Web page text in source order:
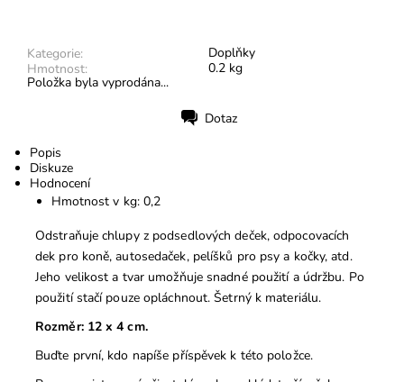
Kategorie:
Doplňky
Hmotnost:
0.2 kg
Položka byla vyprodána...
Dotaz
Popis
Diskuze
Hodnocení
Hmotnost v kg: 0,2
Odstraňuje chlupy z podsedlových deček, odpocovacích
dek pro koně, autosedaček, pelíšků pro psy a kočky, atd.
Jeho velikost a tvar umožňuje snadné použití a údržbu. Po
použití stačí pouze opláchnout. Šetrný k materiálu.
Rozměr: 12 x 4 cm.
Buďte první, kdo napíše příspěvek k této položce.